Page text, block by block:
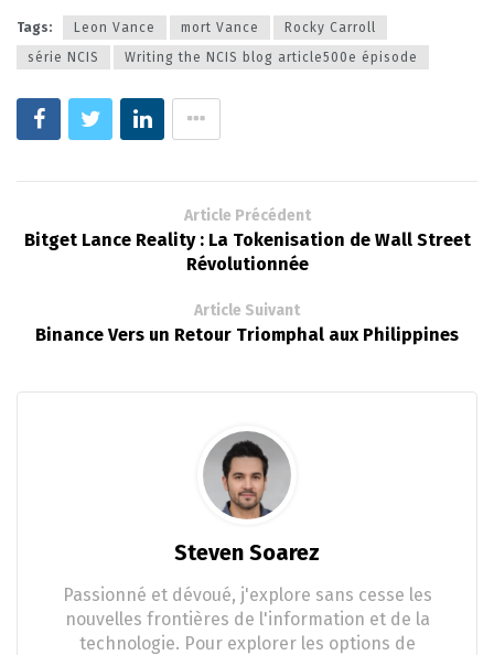
Tags: Leon Vance mort Vance
Rocky Carroll
série NCIS
Writing the NCIS blog article500e épisode
Article Précédent
Bitget Lance Reality : La Tokenisation de Wall Street
Révolutionnée
Article Suivant
Binance Vers un Retour Triomphal aux Philippines
Steven Soarez
Passionné et dévoué, j'explore sans cesse les
nouvelles frontières de l'information et de la
technologie. Pour explorer les options de